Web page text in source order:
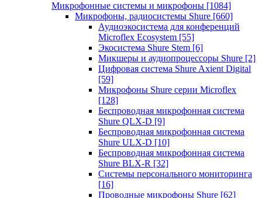
Микрофонные системы и микрофоны [1084]
Микрофоны, радиосистемы Shure [660]
Аудиоэкосистема для конференций
Microflex Ecosystem [55]
Экосистема Shure Stem [6]
Микшеры и аудиопроцессоры Shure [2]
Цифровая система Shure Axient Digital
[59]
Микрофоны Shure серии Microflex
[128]
Беспроводная микрофонная система
Shure QLX-D [9]
Беспроводная микрофонная система
Shure ULX-D [10]
Беспроводная микрофонная система
Shure BLX-R [32]
Системы персонального мониторинга
[16]
Проводные микрофоны Shure [62]